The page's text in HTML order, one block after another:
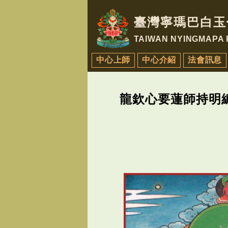
臺灣寧瑪巴白
TAIWAN
中心上師 中心介紹 法會訊息
龍欽心要蓮師持明